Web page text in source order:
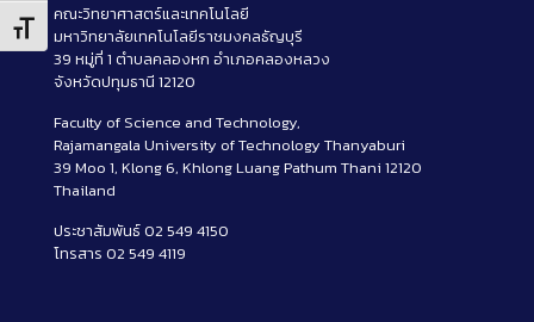
Toggle Font size
คณะวิทยาศาสตร์และเทคโนโลยี
มหาวิทยาลัยเทคโนโลยีราชมงคลธัญบุรี
39 หมู่ที่ 1 ตำบลคลองหก อำเภอคลองหลวง
จังหวัดปทุมธานี 12120
Faculty of Science and Technology,
Rajamangala University of Technology Thanyaburi
39 Moo 1, Klong 6, Khlong Luang Pathum Thani 12120
Thailand
ประชาสัมพันธ์ 02 549 4150
โทรสาร 02 549 4119